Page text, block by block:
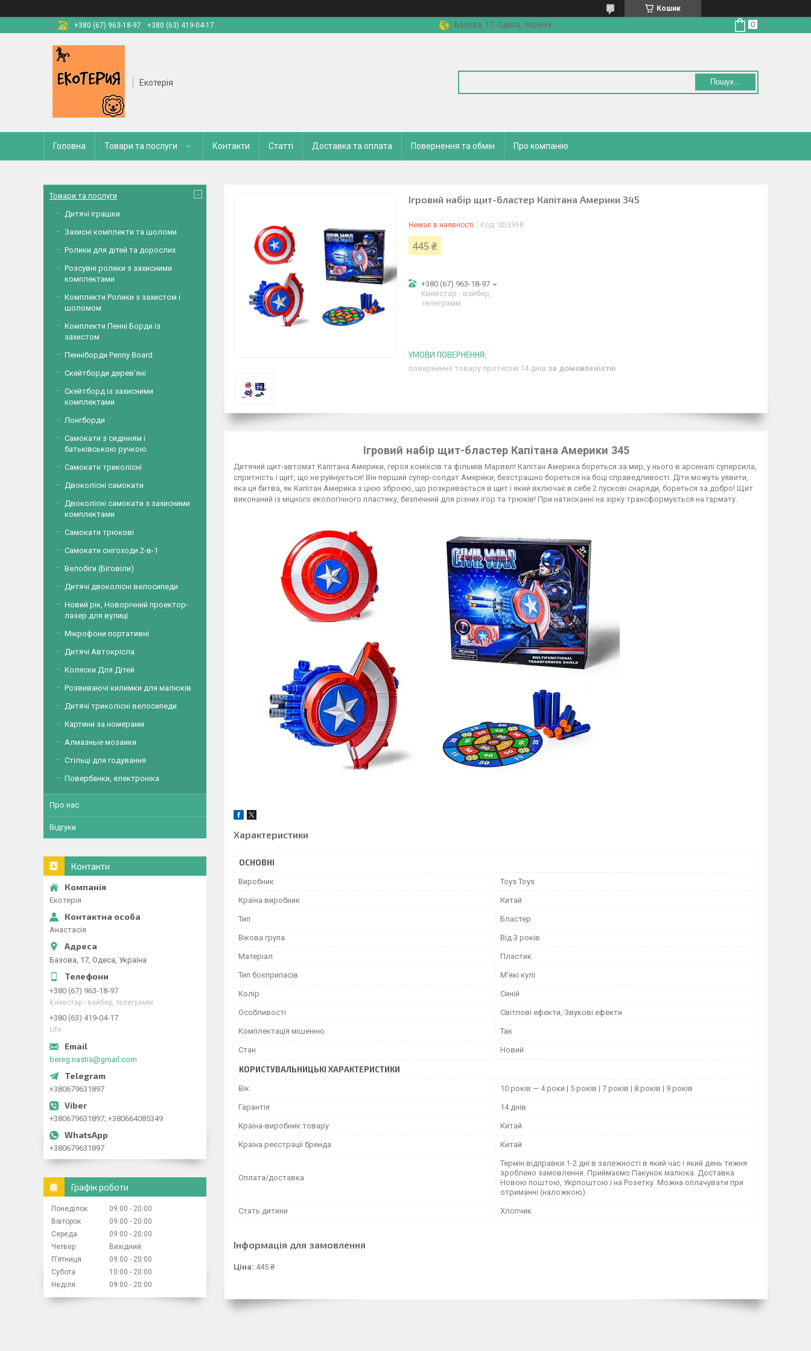
Кошик
+380 (67) 963-18-97
+380 (63) 419-04-17 Базова, 17, Одеса, Україна
Екотерія Пошук...
Головна Товари та послуги Контакти Статті Доставка та оплата Повернення та обмін Про компанію
Ігровий набір щит-бластер Капітана Америки 345
Немає в наявності Код: SD3968
445 ₴
+380 (67) 963-18-97
Киевстар - вайбер,
телеграмм
повернення товару протягом 14 днів за домовленістю
Ігровий набір щит-бластер Капітана Америки 345
Дитячий щит-автомат Капітана Америки, героя коміксів та фільмів Марвел! Капітан Америка бореться за мир, у нього в арсеналі суперсила,
спритність і щит, що не руйнується! Він перший супер-солдат Америки, безстрашно бореться на боці справедливості. Діти можуть уявити,
яка ця битва, як Капітан Америка з цією зброєю, що розкривається в щит і який включає в себе 2 пускові снаряди, бореться за добро! Щит
виконаний із міцного екологічного пластику, безпечний для різних ігор та трюків! При натисканні на зірку трансформується на гармату.
Характеристики
ОСНОВНІ
Виробник Toys Toys
Країна виробник Китай
Тип Бластер
Вікова група Від 3 років
Матеріал Пластик
Тип боєприпасів М'які кулі
Колір Синій
Особливості Світлові ефекти, Звукові ефекти
Комплектація мішенню Так
Стан Новий
КОРИСТУВАЛЬНИЦЬКІ ХАРАКТЕРИСТИКИ
Вік 10 років — 4 роки | 5 років | 7 років | 8 років | 9 років
Гарантія 14 днів
Країна-виробник товару Китай
Країна реєстрації бренда Китай
Оплата/доставка
Термін відправки 1-2 дні в залежності в який час і який день тижня
зроблено замовлення. Приймаємо Пакунок малюка. Доставка
Новою поштою, Укрпоштою і на Розетку. Можна оплачувати при
отриманні (наложкою).
Стать дитини Хлопчик
Інформація для замовлення
Ціна: 445 ₴
Товари та послуги
Дитячі іграшки
Захисні комплекти та шоломи
Ролики для дітей та дорослих
Розсувні ролики з захисними
комплектами
Комплекти Ролики з захистом і
шоломом
Комплекти Пенні Борди із
захистом
Пенніборди Penny Board
Скейтборди дерев'яні
Скейтборд із захисними
комплектами
Лонгборди
Самокати з сидінням і
батьківською ручкою
Самокати триколісні
Двоколісні самокати
Двоколісні самокати з захисними
комплектами
Самокати трюкові
Самокати снігоходи 2-в-1
Велобіги (Біговіли)
Дитячі двоколісні велосипеди
Новий рік, Новорічний проектор-
лазер для вулиці
Мікрофони портативні
Дитячі Автокрісла
Коляски Для Дітей
Розвиваючі килимки для малюків
Дитячі триколісні велосипеди
Картини за номерами
Алмазные мозаики
Стільці для годування
Повербанки, електроніка
Про нас
Відгуки
Контакти
Екотерія
Анастасія
Базова, 17, Одеса, Україна
+380 (67) 963-18-97
Киевстар - вайбер, телеграмм
+380 (63) 419-04-17
Life
bereg.nastia@gmail.com
+380679631897
+380679631897; +380664085349
+380679631897
Графік роботи
Понеділок 09:00
20:00
Вівторок
09:00
20:00
Середа
09:00
20:00
Четвер
Вихідний
Пʼятниця
09:00
20:00
Субота
10:00
20:00
Неділя
09:00 20:00